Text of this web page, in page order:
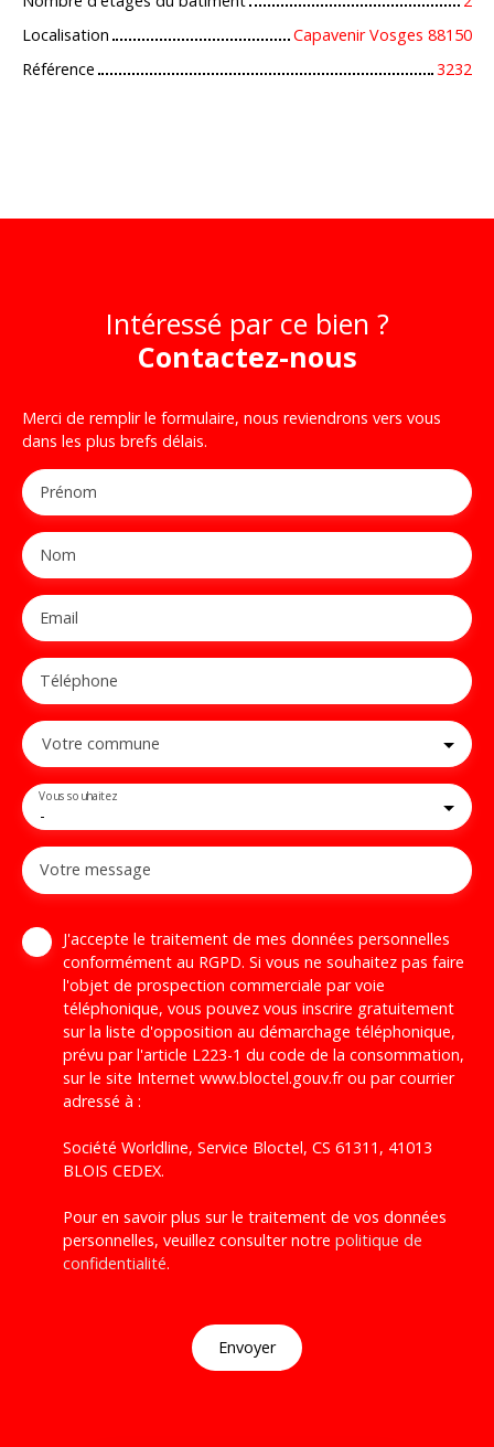
Localisation
Capavenir Vosges 88150
Référence
3232
Intéressé par ce bien ?
Contactez-nous
Merci de remplir le formulaire, nous reviendrons vers vous
dans les plus brefs délais.
Prénom
Nom
Email
Téléphone
Votre commune
-
Vous souhaitez
Votre message
J'accepte le traitement de mes données personnelles
conformément au RGPD. Si vous ne souhaitez pas faire
l'objet de prospection commerciale par voie
téléphonique, vous pouvez vous inscrire gratuitement
sur la liste d'opposition au démarchage téléphonique,
prévu par l'article L223-1 du code de la consommation,
sur le site Internet www.bloctel.gouv.fr ou par courrier
adressé à :
Société Worldline, Service Bloctel, CS 61311, 41013
BLOIS CEDEX.
Pour en savoir plus sur le traitement de vos données
personnelles, veuillez consulter notre politique de
confidentialité.
Envoyer